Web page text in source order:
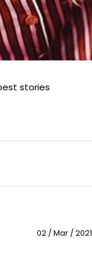
stories
02 / Mar / 2021